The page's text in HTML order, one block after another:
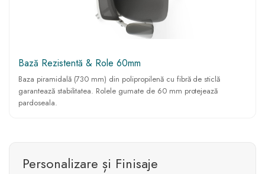
Bază Rezistentă & Role 60mm
Baza piramidală (730 mm) din polipropilenă cu fibră de sticlă
garantează stabilitatea. Rolele gumate de 60 mm protejează
pardoseala.
Personalizare și Finisaje